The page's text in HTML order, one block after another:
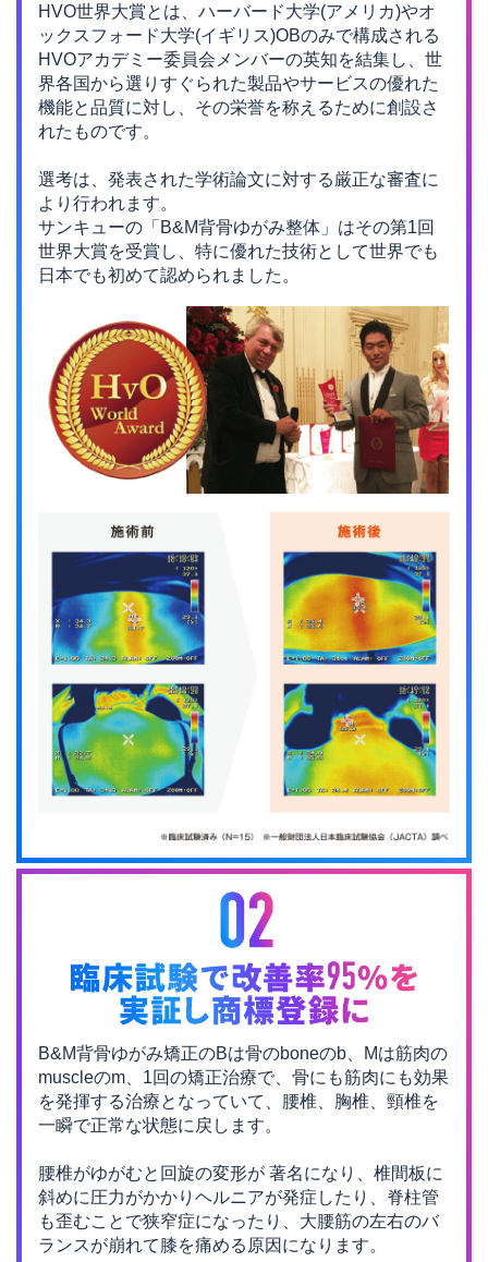
HVO世界大賞とは、ハーバード大学(アメリカ)やオ
ックスフォード大学(イギリス)OBのみで構成される
HVOアカデミー委員会メンバーの英知を結集し、 世
界各国から選りすぐられた製品やサービスの優れた
機能と品質に対し、 その栄誉を称えるために創設さ
れたものです。
選考は、発表された学術論文に対する厳正な審査に
より行われます。
サンキューの「B&M背骨ゆがみ整体」はその第1回
世界大賞を受賞し、 特に優れた技術として世界でも
日本でも初めて認められました。
B&M背骨ゆがみ矯正のBは骨のboneのb、Mは筋肉の
muscleのm、1回の矯正治療で、 骨にも筋肉にも効果
を発揮する治療となっていて、腰椎、胸椎、頸椎を
一瞬で正常な状態に戻します。
腰椎がゆがむと回旋の変形が 著名になり、椎間板に
斜めに圧力がかかりヘルニアが発症したり、 脊柱管
も歪むことで狭窄症になったり、大腰筋の左右のバ
ランスが崩れて膝を痛める原因になります。